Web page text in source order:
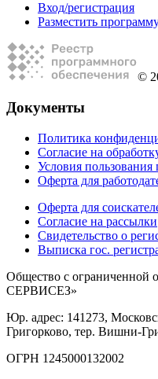
Вход/регистрация
Разместить
©
Документы
Политика
Согласие на
Условия
Оферта для
Оферта для
Согласие на рассылки
Свидетельство о
Выписка гос.
Общество с ограниченной
СЕРВИСЕЗ»
Юр. адрес: 141273,
Григорково, тер. Вишни-
ОГРН 1245000132002